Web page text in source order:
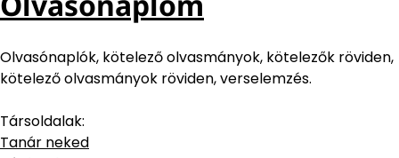
Olvasónaplók, kötelező olvasmányok, kötelezők röviden,
kötelező olvasmányok röviden, verselemzés.
Társoldalak:
Tanár neked